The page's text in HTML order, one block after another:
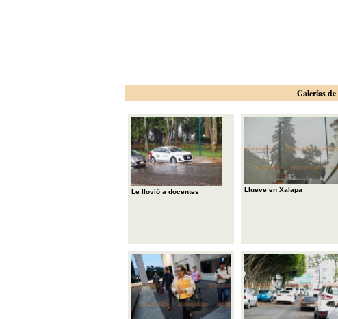
Galerías
Le llovió a docentes Llueve en Xalapa